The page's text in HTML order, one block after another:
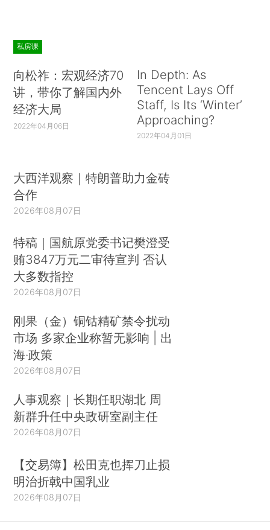
私房课
向松祚：宏观经济70
讲，带你了解国内外
经济大局
2022年04月06日
In Depth: As
Tencent Lays Off
Staff, Is Its ‘Winter’
Approaching?
2022年04月01日
大西洋观察｜特朗普助力金砖
合作
2026年08月07日
特稿｜国航原党委书记樊澄受
贿3847万元二审待宣判 否认
大多数指控
2026年08月07日
刚果（金）铜钴精矿禁令扰动
市场 多家企业称暂无影响 | 出
海·政策
2026年08月07日
人事观察｜长期任职湖北 周
新群升任中央政研室副主任
2026年08月07日
【交易簿】松田克也挥刀止损
明治折戟中国乳业
2026年08月07日